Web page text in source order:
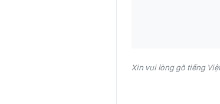
Xin vui lòng gõ tiếng